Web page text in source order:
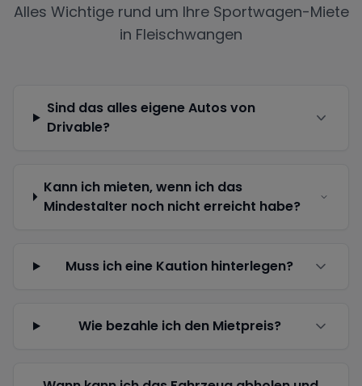
Alles Wichtige rund um Ihre Sportwagen-Miete
in Fleischwangen
Sind das alles eigene Autos von
Drivable?
Kann ich mieten, wenn ich das
Mindestalter noch nicht erreicht habe?
Muss ich eine Kaution hinterlegen?
Wie bezahle ich den Mietpreis?